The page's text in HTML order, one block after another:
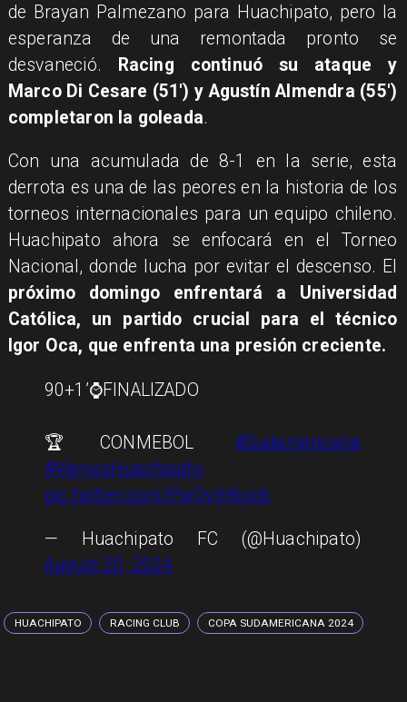
de Brayan Palmezano para Huachipato, pero la
esperanza de una remontada pronto se
desvaneció. Racing continuó su ataque y
Marco Di Cesare (51') y Agustín Almendra (55')
completaron la goleada.
Con una acumulada de 8-1 en la serie, esta
derrota es una de las peores en la historia de los
torneos internacionales para un equipo chileno.
Huachipato ahora se enfocará en el Torneo
Nacional, donde lucha por evitar el descenso. El
próximo domingo enfrentará a Universidad
Católica, un partido crucial para el técnico
Igor Oca, que enfrenta una presión creciente.
90+1’⌚️FINALIZADO
🏆CONMEBOL #Sudamericana
#VamosHuachipato
pic.twitter.com/PwQyIH6oc6
— Huachipato FC (@Huachipato)
August 20, 2024
HUACHIPATO RACING CLUB COPA SUDAMERICANA 2024